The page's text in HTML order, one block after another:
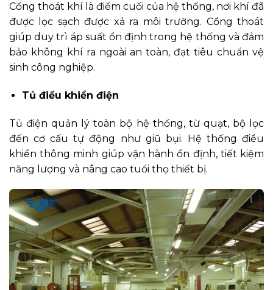
Cổng thoát khí là điểm cuối của hệ thống, nơi khí đã
được lọc sạch được xả ra môi trường. Cổng thoát
giúp duy trì áp suất ổn định trong hệ thống và đảm
bảo không khí ra ngoài an toàn, đạt tiêu chuẩn vệ
sinh công nghiệp.
Tủ điều khiển điện
Tủ điện quản lý toàn bộ hệ thống, từ quạt, bộ lọc
đến cơ cấu tự động như giũ bụi. Hệ thống điều
khiển thông minh giúp vận hành ổn định, tiết kiệm
năng lượng và nâng cao tuổi thọ thiết bị.